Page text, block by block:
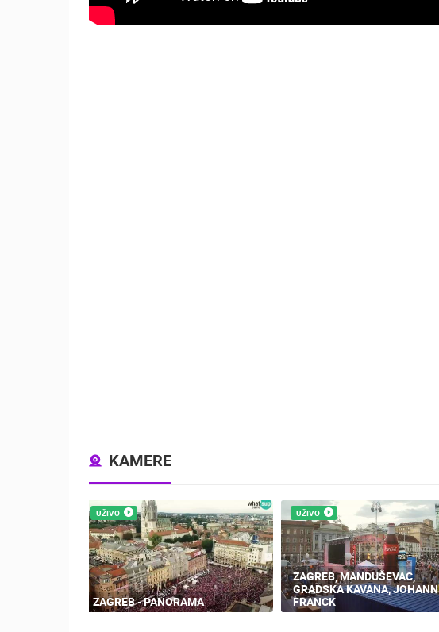
KAMERE
UŽIVO
ZAGREB - PANORAMA
UŽIVO
ZAGREB, MANDUŠEVAC,
GRADSKA KAVANA, JOHANN
FRANCK